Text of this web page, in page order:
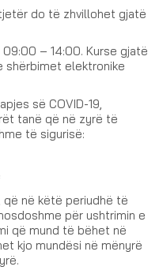
do të zhvillohet gjatë
– 14:00. Kurse gjatë
shërbimet elektronike
së COVID-19,
tanë që në zyrë të
të sigurisë:
në këtë periudhë të
për ushtrimin e
që mund të bëhet në
kjo mundësi në mënyrë